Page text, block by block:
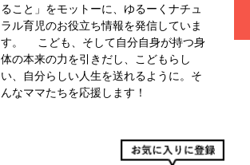
ること」をモットーに、ゆるーくナチュ
ラル育児のお役立ち情報を発信していま
す。 こども、そして自分自身が持つ身
体の本来の力を引きだし、こどもらし
い、自分らしい人生を送れるように。そ
んなママたちを応援します！